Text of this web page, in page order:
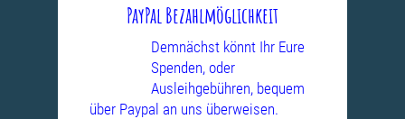
PayPal Bezahlmöglichkeit
Demnächst könnt Ihr Eure
Spenden, oder
Ausleihgebühren, bequem
über Paypal an uns überweisen.